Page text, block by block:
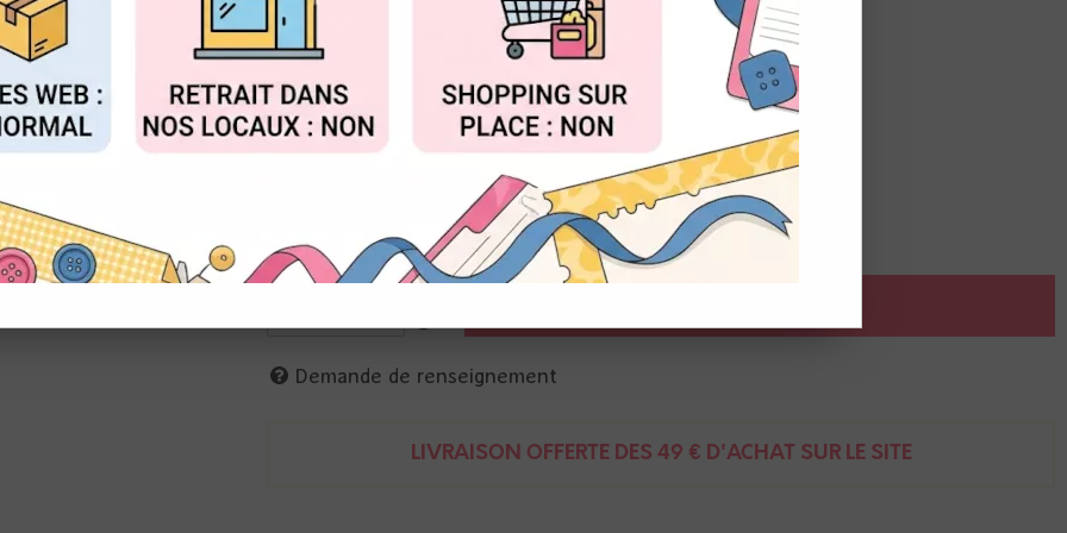
Réf. :10005125
Poudre relief transparente
flacon 25 ml
Artemio
Demande de renseignement
LIVRAISON OFFERTE DÈS 49 € D'ACHAT SUR LE SITE
ACCEPTER TOUT